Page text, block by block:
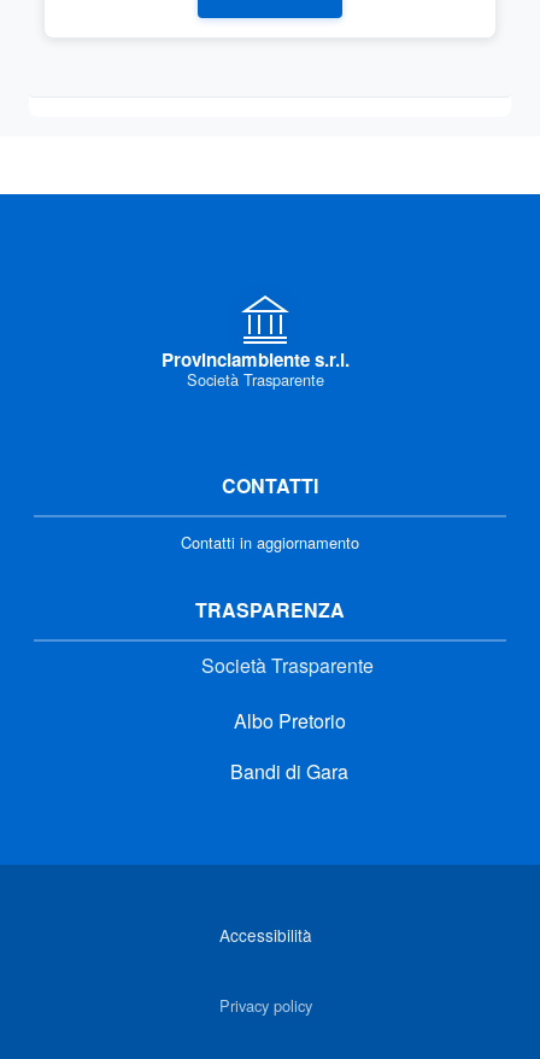
Provinciambiente s.r.l.
Società Trasparente
CONTATTI
Contatti in aggiornamento
TRASPARENZA
Società Trasparente
Albo Pretorio
Bandi di Gara
Accessibilità
Privacy policy